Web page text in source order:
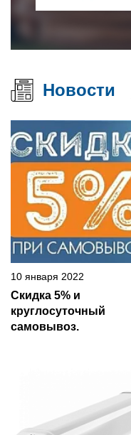
Новости
10 января 2022
Скидка 5% и
круглосуточный
самовывоз.